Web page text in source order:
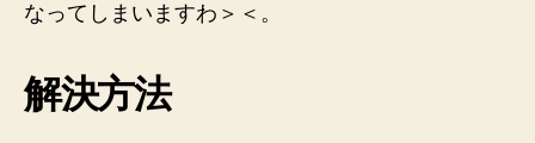
なってしまいますわ＞＜。
解決方法